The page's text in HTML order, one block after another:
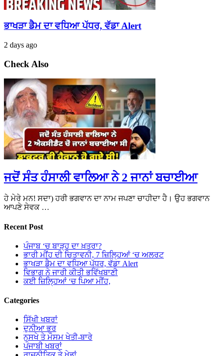
ਭਾਖੜਾ ਡੈਮ ਦਾ ਵਧਿਆ ਪੱਧਰ, ਵੱਡਾ Alert
2 days ago
Check Also
ਜਦੋਂ ਸੰਤ ਹੰਸਾਲੀ ਵਾਲਿਆ ਨੇ 2 ਜਾਨਾਂ ਬਚਾਈਆ
ਹੇ ਮੇਰੇ ਮਨ! ਸਦਾ) ਹਰੀ ਭਗਵਾਨ ਦਾ ਨਾਮ ਜਪਣਾ ਚਾਹੀਦਾ ਹੈ। ਉਹ ਭਗਵਾਨ
ਆਪਣੇ ਸੇਵਕ …
Recent Post
ਪੰਜਾਬ ‘ਚ ਬਾੜ੍ਹ ਦਾ ਖ਼ਤਰਾ?
ਭਾਰੀ ਮੀਂਹ ਦੀ ਚਿਤਾਵਨੀ, 7 ਜ਼ਿਲ੍ਹਿਆਂ ‘ਚ ਅਲਰਟ
ਭਾਖੜਾ ਡੈਮ ਦਾ ਵਧਿਆ ਪੱਧਰ, ਵੱਡਾ Alert
ਵਿਭਾਗ ਨੇ ਜਾਰੀ ਕੀਤੀ ਭਵਿੱਖਬਾਣੀ
ਕਈ ਜ਼ਿਲ੍ਹਿਆਂ ‘ਚ ਪਿਆ ਮੀਂਹ,
Categories
ਸਿੱਖੀ ਖਬਰਾਂ
ਦੁਨੀਆ ਭਰ
ਨੁਸਖੇ ਤੇ ਮੌਸਮ ਖੇਤੀ-ਬਾਰੇ
ਪੰਜਾਬੀ ਖਬਰਾਂ